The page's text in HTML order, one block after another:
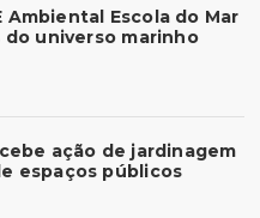
Ambiental Escola do Mar
do universo marinho
ação de jardinagem
espaços públicos